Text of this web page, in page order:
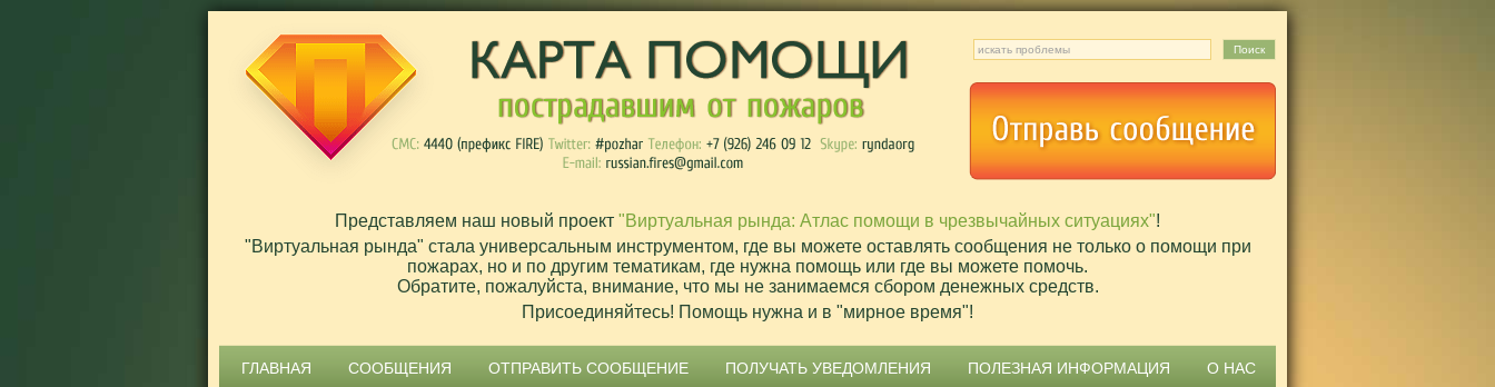
Представляем наш новый проект "Виртуальная рында: Атлас помощи в чрезвычайных ситуациях"!
"Виртуальная рында" стала универсальным инструментом, где вы можете оставлять сообщения не только о помощи при
пожарах, но и по другим тематикам, где нужна помощь или где вы можете помочь.
Обратите, пожалуйста, внимание, что мы не занимаемся сбором денежных средств.
Присоединяйтесь! Помощь нужна и в "мирное время"!
ГЛАВНАЯ СООБЩЕНИЯ ОТПРАВИТЬ СООБЩЕНИЕ ПОЛУЧАТЬ УВЕДОМЛЕНИЯ ПОЛЕЗНАЯ ИНФОРМАЦИЯ
О НАС